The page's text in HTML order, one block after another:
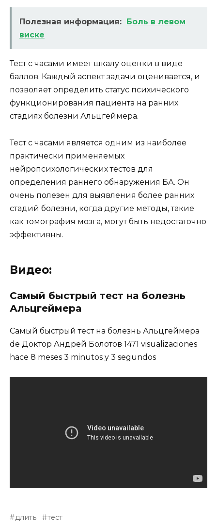
Полезная информация:
Боль в левом
виске
Тест с часами имеет шкалу оценки в виде
баллов. Каждый аспект задачи оценивается, и
позволяет определить статус психического
функционирования пациента на ранних
стадиях болезни Альцгеймера.
Тест с часами является одним из наиболее
практически применяемых
нейропсихологических тестов для
определения раннего обнаружения БА. Он
очень полезен для выявления более ранних
стадий болезни, когда другие методы, такие
как томография мозга, могут быть недостаточно
эффективны.
Видео:
Самый быстрый тест на болезнь
Альцгеймера
Самый быстрый тест на болезнь Альцгеймера
de Доктор Андрей Болотов 1471 visualizaciones
hace 8 meses 3 minutos y 3 segundos
длить тест